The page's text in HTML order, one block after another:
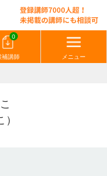
0
補講師 メニュー